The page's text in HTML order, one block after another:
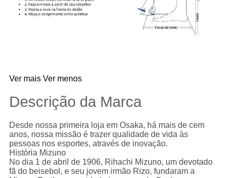
Ver mais Ver menos
Descrição da Marca
Desde nossa primeira loja em Osaka, há mais de cem
anos, nossa missão é trazer qualidade de vida às
pessoas nos esportes, através de inovação.
História Mizuno
No dia 1 de abril de 1906, Rihachi Mizuno, um devotado
fã do beisebol, e seu jovem irmão Rizo, fundaram a